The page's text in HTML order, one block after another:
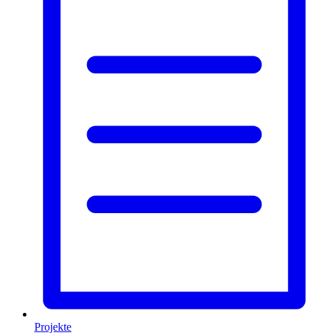
Projekte